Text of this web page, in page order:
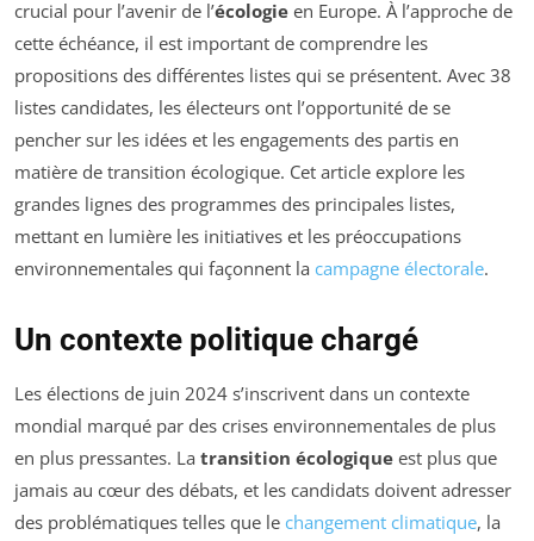
crucial pour l’avenir de l’écologie en Europe. À l’approche de
cette échéance, il est important de comprendre les
propositions des différentes listes qui se présentent. Avec 38
listes candidates, les électeurs ont l’opportunité de se
pencher sur les idées et les engagements des partis en
matière de transition écologique. Cet article explore les
grandes lignes des programmes des principales listes,
mettant en lumière les initiatives et les préoccupations
environnementales qui façonnent la campagne électorale.
Un contexte politique chargé
Les élections de juin 2024 s’inscrivent dans un contexte
mondial marqué par des crises environnementales de plus
en plus pressantes. La transition écologique est plus que
jamais au cœur des débats, et les candidats doivent adresser
des problématiques telles que le changement climatique, la